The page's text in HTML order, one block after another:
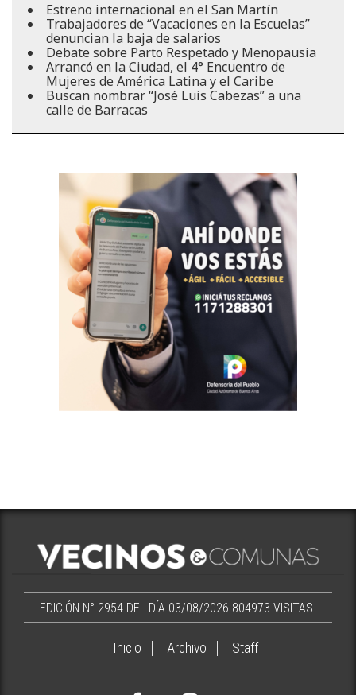
Estreno internacional en el San Martín
Trabajadores de “Vacaciones en la Escuelas”
denuncian la baja de salarios
Debate sobre Parto Respetado y Menopausia
Arrancó en la Ciudad, el 4° Encuentro de
Mujeres de América Latina y el Caribe
Buscan nombrar “José Luis Cabezas” a una
calle de Barracas
EDICIÓN N° 2954 DEL DÍA 03/08/2026 804973 VISITAS.
Inicio Archivo Staff